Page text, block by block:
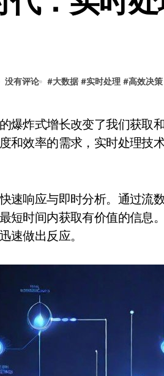
传媒数据新趋势
没有评论 #大数据 #实时处理 #高效决策
和效率的需求，实时处理技
速响应与即时分析。通过流
短时间内获取有价值的信息
速做出反应。